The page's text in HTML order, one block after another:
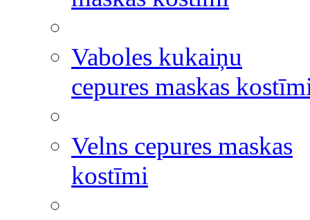
Vaboles kukaiņu
cepures maskas
Velns cepures maskas
kostīmi